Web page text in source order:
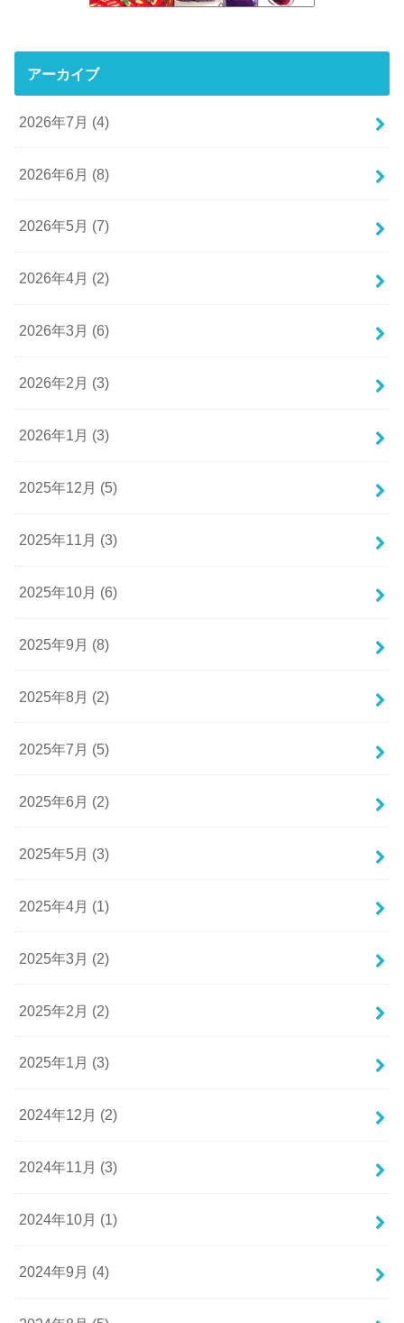
アーカイブ
2026年7月 (4)
2026年6月 (8)
2026年5月 (7)
2026年4月 (2)
2026年3月 (6)
2026年2月 (3)
2026年1月 (3)
2025年12月 (5)
2025年11月 (3)
2025年10月 (6)
2025年9月 (8)
2025年8月 (2)
2025年7月 (5)
2025年6月 (2)
2025年5月 (3)
2025年4月 (1)
2025年3月 (2)
2025年2月 (2)
2025年1月 (3)
2024年12月 (2)
2024年11月 (3)
2024年10月 (1)
2024年9月 (4)